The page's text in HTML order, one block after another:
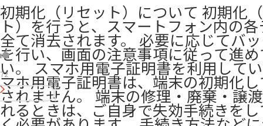
初期化（リセット）について 初期化
ト）を行うと、スマートフォン内の
全て消去されます。 必要に応じてバ
を行い、画面の注意事項に従って進
い。 スマホ用電子証明書を利用して
マホ用電子証明書は、端末の初期化
されません。 端末の修理・廃棄・譲
れるときは、ご自身で失効手続きを
72